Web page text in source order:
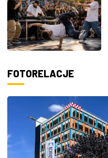
FOTORELACJE